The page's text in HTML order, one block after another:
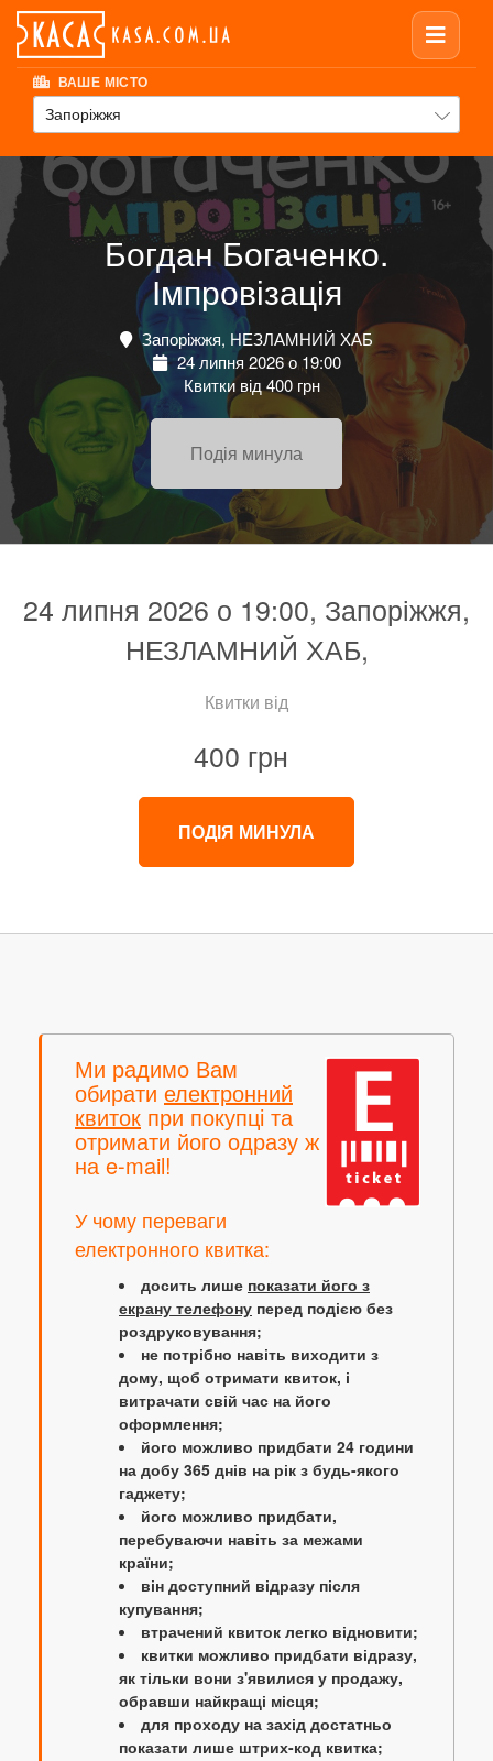
ВАШЕ МІСТО
Запоріжжя
Богдан Богаченко.
Імпровізація
Запоріжжя, НЕЗЛАМНИЙ ХАБ
24 липня 2026 о 19:00
Квитки від 400 грн
Подія минула
24 липня 2026 о 19:00, Запоріжжя,
НЕЗЛАМНИЙ ХАБ,
Квитки від
400 грн
ПОДІЯ МИНУЛА
Ми радимо Вам
обирати електронний
квиток при покупці та
отримати його одразу ж
на e-mail!
У чому переваги
електронного квитка:
досить лише показати його з
екрану телефону перед подією без
роздруковування;
не потрібно навіть виходити з
дому, щоб отримати квиток, і
витрачати свій час на його
оформлення;
його можливо придбати 24 години
на добу 365 днів на рік з будь-якого
гаджету;
його можливо придбати,
перебуваючи навіть за межами
країни;
він доступний відразу після
купування;
втрачений квиток легко відновити;
квитки можливо придбати відразу,
як тільки вони з'явилися у продажу,
обравши найкращі місця;
для проходу на захід достатньо
показати лише штрих-код квитка;